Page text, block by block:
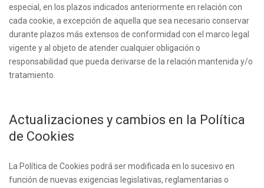
especial, en los plazos indicados anteriormente en relación con
cada cookie, a excepción de aquella que sea necesario conservar
durante plazos más extensos de conformidad con el marco legal
vigente y al objeto de atender cualquier obligación o
responsabilidad que pueda derivarse de la relación mantenida y/o
tratamiento.
Actualizaciones y cambios en la Política
de Cookies
La Política de Cookies podrá ser modificada en lo sucesivo en
función de nuevas exigencias legislativas, reglamentarias o